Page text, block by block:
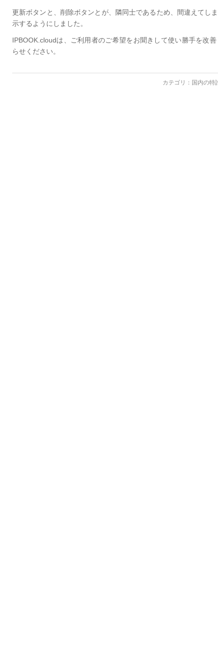
更新ボタンと、削除ボタンとが、隣同士であるため、間違えてし
示するようにしました。
IPBOOK.cloudは、ご利用者のご希望をお聞きして使い勝手を改
らせください。
カテゴリ： 国内の特